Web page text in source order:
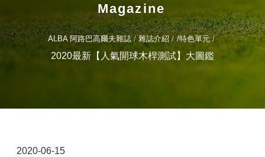
Magazine
ALBA 阿路巴高爾夫雜誌 雜誌介紹 /特色單元
2020最新【人氣開球木桿測試】大圖鑑
2020-06-15